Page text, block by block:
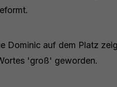
Dominic auf dem Platz
'groß' geworden.